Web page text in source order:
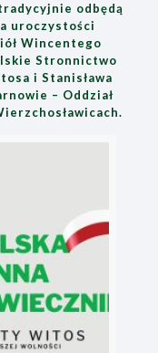
odbędą
uroczystości
Wincentego
Stronnictwo
i Stanisława
– Oddział